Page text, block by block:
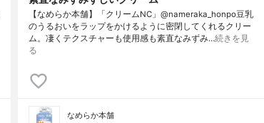
【なめらか本舗】「クリームNC」@nameraka_honpo豆乳
のうるおいをラップをかけるように密閉してくれるクリー
ム。凄くテクスチャーも使用感も素直なみずみ…続きを見
る
なめらか本舗